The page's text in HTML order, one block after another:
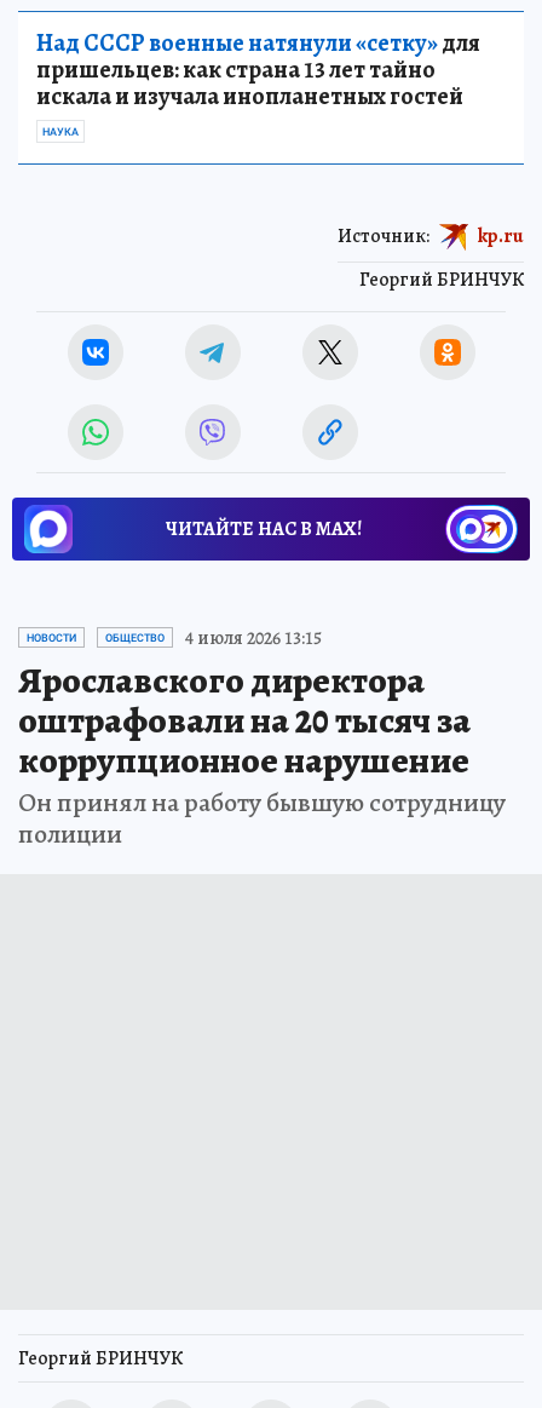
Над СССР военные натянули «сетку»для
пришельцев: как страна 13 лет тайно
искала и изучала инопланетных гостей
НАУКА
Георгий БРИНЧУК
Источник: kp.ru
ЧИТАЙТЕ НАС В МАХ!
НОВОСТИ ОБЩЕСТВО 4 июля 2026 13:15
Ярославского директора
оштрафовали на 20 тысяч за
коррупционное нарушение
Он принял на работу бывшую сотрудницу
полиции
Георгий БРИНЧУК